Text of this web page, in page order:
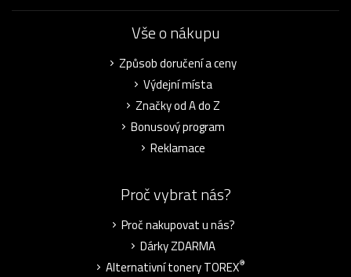
Vše o nákupu
Způsob doručení a ceny
Výdejní místa
Značky od A do Z
Bonusový program
Reklamace
Proč vybrat nás?
Proč nakupovat u nás?
Dárky ZDARMA
Alternativní tonery TOREX®